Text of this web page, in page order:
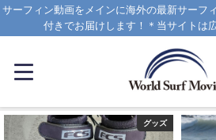
サーフィン動画をメインに海外の最新サーフ
付きでお届けします！＊当サイトは
グッズ